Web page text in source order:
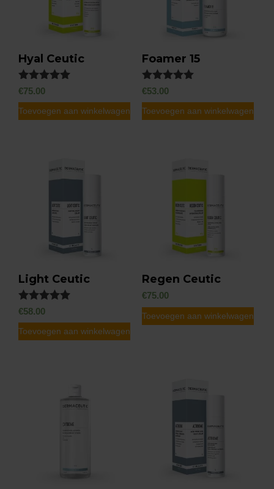
Hyal Ceutic
Gewaardeerd
uit 5
€75.00
Toevoegen aan winkelwagen
Foamer 15
Gewaardeerd
uit 5
€53.00
Toevoegen aan winkelwagen
Light Ceutic
Gewaardeerd
uit 5
€58.00
Toevoegen aan winkelwagen
Regen Ceutic
€75.00
Toevoegen aan winkelwagen